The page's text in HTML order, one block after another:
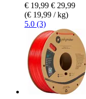
€ 19,99 € 29,99
(€ 19,99 / kg)
5.0 (3)